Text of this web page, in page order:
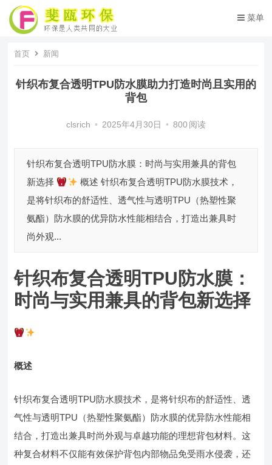
菜单
首页 新闻
针织布复合透明TPU防水膜助力打造时尚且实用的
背包
clsrich • 2025年4月30日 • 800 阅读
针织布复合透明TPU防水膜：时尚与实用兼具的背包
新选择
概述 针织布复合透明TPU防水膜技术，
是将针织布的舒适性、透气性与透明TPU（热塑性聚
氨酯）防水膜的优异防水性能相结合，打造出兼具时
尚外观...
针织布复合透明TPU防水膜：
时尚与实用兼具的背包新选择
概述
针织布复合透明TPU防水膜技术，是将针织布的舒适性、透
气性与透明TPU（热塑性聚氨酯）防水膜的优异防水性能相
结合，打造出兼具时尚外观与卓越功能的理想背包材料。这
种复合材料不仅能有效保护背包内部物品免受雨水侵袭，还